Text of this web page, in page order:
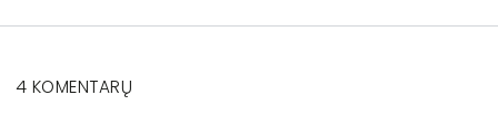
4 KOMENTARŲ